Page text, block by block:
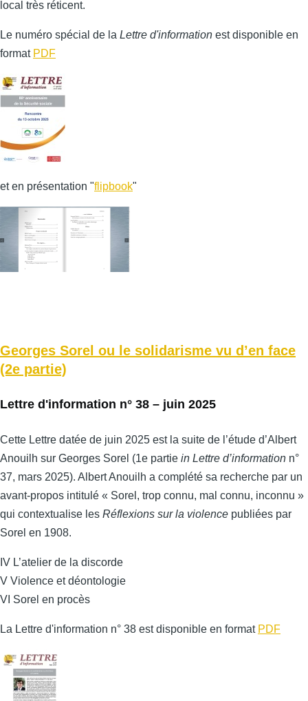
local très réticent.
Le numéro spécial de la Lettre d'information est disponible en
format PDF
et en présentation "flipbook"
Georges Sorel ou le solidarisme vu d’en face
(2e partie)
Lettre d'information n° 38 – juin 2025
Cette Lettre datée de juin 2025 est la suite de l’étude d’Albert
Anouilh sur Georges Sorel (1e partie in Lettre d’information n°
37, mars 2025). Albert Anouilh a complété sa recherche par un
avant-propos intitulé « Sorel, trop connu, mal connu, inconnu »
qui contextualise les Réflexions sur la violence publiées par
Sorel en 1908.
IV L’atelier de la discorde
V Violence et déontologie
VI Sorel en procès
La Lettre d'information n° 38 est disponible en format PDF